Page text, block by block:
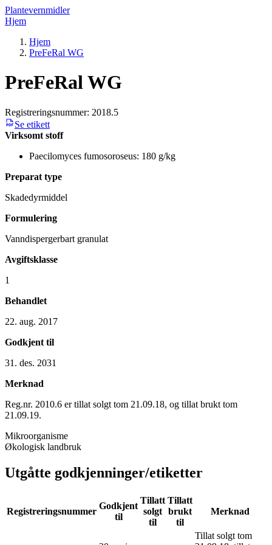
Plantevernmidler
Hjem
Hjem
PreFeRal WG
PreFeRal WG
Registreringsnummer: 2018.5
Se etikett
Virksomt stoff
Paecilomyces fumosoroseus: 180 g/kg
Preparat type
Skadedyrmiddel
Formulering
Vanndispergerbart granulat
Avgiftsklasse
1
Behandlet
22. aug. 2017
Godkjent til
31. des. 2031
Merknad
Reg.nr. 2010.6 er tillat solgt tom 21.09.18, og tillat brukt tom
21.09.19.
Mikroorganisme
Økologisk landbruk
Utgåtte godkjenninger/etiketter
Registreringsnummer
Godkjent
til
Tillatt
solgt
til
Tillatt
brukt
til
Merknad
Tillat solgt tom